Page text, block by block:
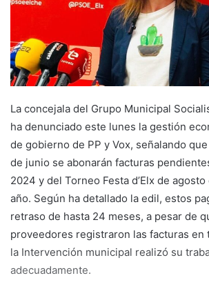
La concejala del Grupo Municipal
ha denunciado este lunes la gestión
de gobierno de PP y Vox, señalando
de junio se abonarán facturas
2024 y del Torneo Festa d’Elx de
año. Según ha detallado la edil, estos
retraso de hasta 24 meses, a pesar de
proveedores registraron las facturas en
la Intervención municipal realizó su
adecuadamente.